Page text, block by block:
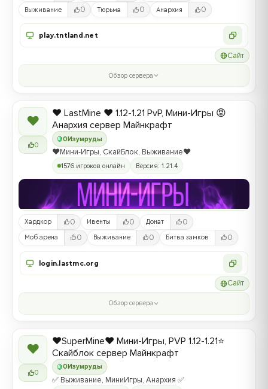
Выживание 0 Тюрьма 0 Анархия 0
play.tntland.net
Сайт
Обзор сервера
❤
0
0Изумруды
❤️ LastMine ❤️ 1.12-1.21 PvP, Мини-Игры 😡
Анархия сервер Майнкрафт
❤️Мини-Игры, СкайБлок, Выживание❤️
1576 игроков онлайн Версия: 1.21.4
Хардкор 0 Ивенты 0 Донат 0
Моб арена 0 Выживание 0 Битва замков 0
login.lastmc.org
Сайт
Обзор сервера
❤
0
0 Изумруды
❤️SuperMine❤️ Мини-Игры, PVP 1.12-1.21⭐
Скайблок сервер Майнкрафт
✅ Выживание, МиниИгры, Анархия ✅